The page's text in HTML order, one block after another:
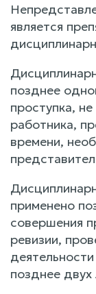
является
позднее
проступка,
работника,
времени,
применено
совершения
ревизии,
позднее